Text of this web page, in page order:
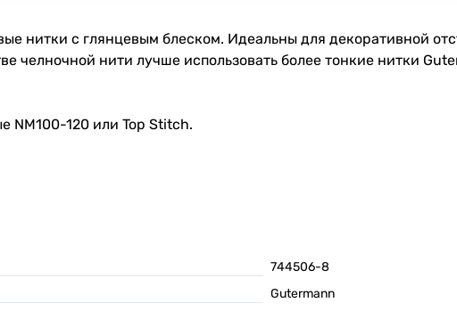
нитки с глянцевым блеском. Идеальны для декоративной
челночной нити лучше использовать более тонкие нитки
NM100-120 или Top Stitch.
744506-8
Gutermann